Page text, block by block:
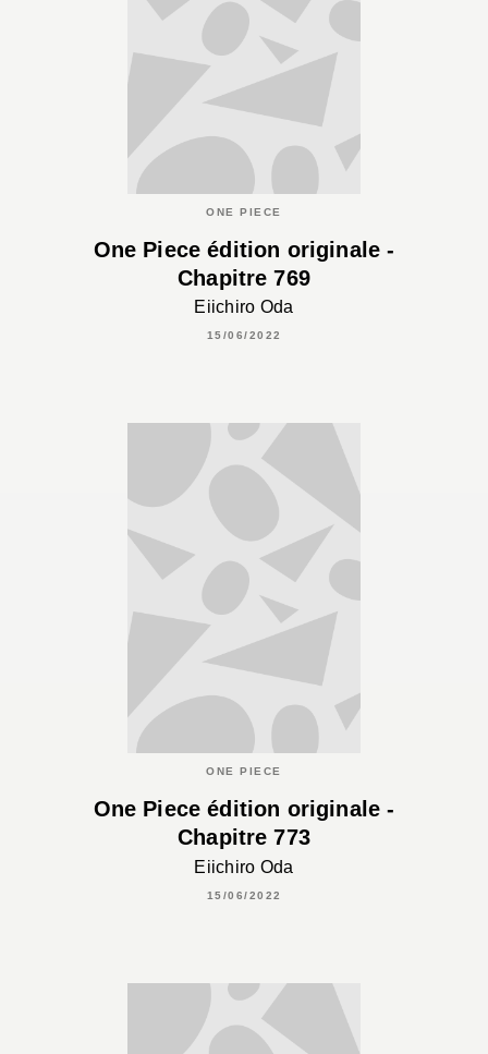
ONE PIECE
One Piece édition originale -
Chapitre 769
Eiichiro Oda
15/06/2022
ONE PIECE
One Piece édition originale -
Chapitre 773
Eiichiro Oda
15/06/2022